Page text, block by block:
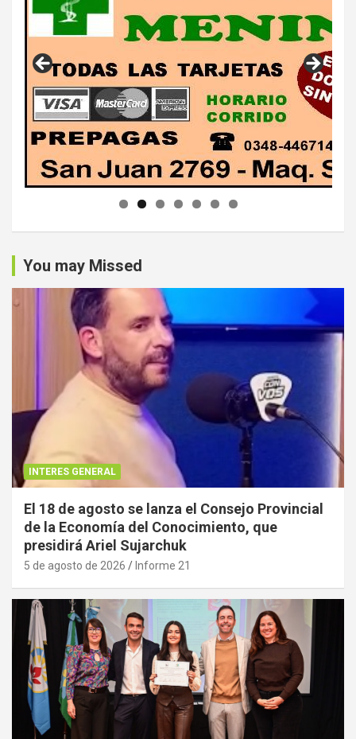
You may Missed
INTERES GENERAL
El 18 de agosto se lanza el Consejo Provincial
de la Economía del Conocimiento, que
presidirá Ariel Sujarchuk
5 de agosto de 2026 Informe 21